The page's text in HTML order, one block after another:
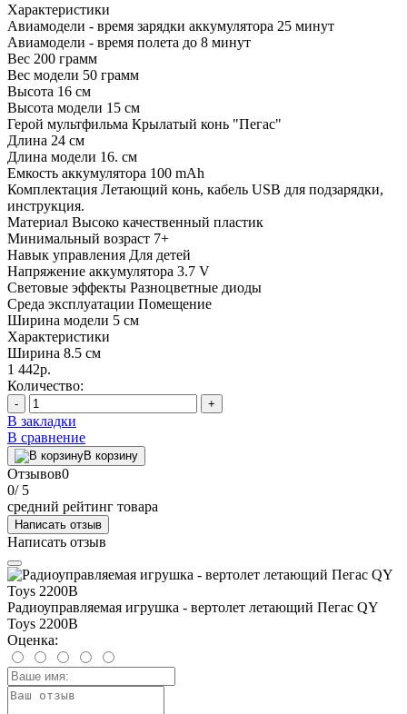
Характеристики
Авиамодели - время зарядки аккумулятора 25 минут
Авиамодели - время полета до 8 минут
Вес 200 грамм
Вес модели 50 грамм
Высота 16 см
Высота модели 15 см
Герой мультфильма Крылатый конь "Пегас"
Длина 24 см
Длина модели 16. см
Емкость аккумулятора 100 mAh
Комплектация Летающий конь, кабель USB для подзарядки,
инструкция.
Материал Высоко качественный пластик
Минимальный возраст 7+
Навык управления Для детей
Напряжение аккумулятора 3.7 V
Световые эффекты Разноцветные диоды
Среда эксплуатации Помещение
Ширина модели 5 см
Характеристики
Ширина 8.5 см
1 442р.
Количество:
- +
В закладки
В сравнение
В корзину
Отзывов0
0/ 5
средний рейтинг товара
Написать отзыв
Написать отзыв
Радиоуправляемая игрушка - вертолет летающий Пегас QY
Toys 2200B
Оценка: